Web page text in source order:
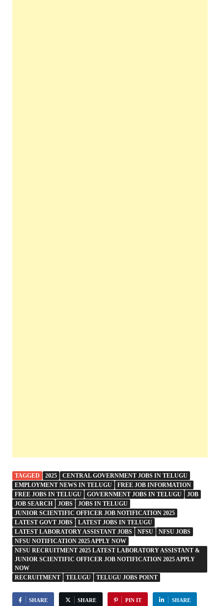
TAGGED 2025
CENTRAL GOVERNMENT JOBS IN TELUGU
EMPLOYMENT NEWS IN TELUGU
FREE JOB INFORMATION
FREE JOBS IN TELUGU
GOVERNMENT JOBS IN TELUGU
JOB
JOB SEARCH
JOBS
JOBS IN TELUGU
JUNIOR SCIENTIFIC OFFICER JOB NOTIFICATION 2025
LATEST GOVT JOBS
LATEST JOBS IN TELUGU
LATEST LABORATORY ASSISTANT JOBS
NFSU
NFSU JOBS
NFSU NOTIFICATION 2025 APPLY NOW
NFSU RECRUITMENT 2025 LATEST LABORATORY ASSISTANT &
JUNIOR SCIENTIFIC OFFICER JOB NOTIFICATION 2025 APPLY
NOW
RECRUITMENT
TELUGU TELUGU JOBS POINT
SHARE SHARE PIN IT SHARE